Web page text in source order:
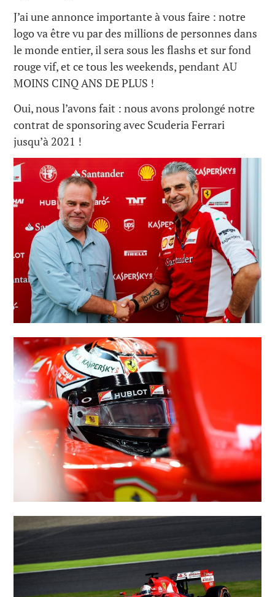
J’ai une annonce importante à vous faire : notre
logo va être vu par des millions de personnes dans
le monde entier, il sera sous les flashs et sur fond
rouge vif, et ce tous les weekends, pendant AU
MOINS CINQ ANS DE PLUS !
Oui, nous l’avons fait : nous avons prolongé notre
contrat de sponsoring avec Scuderia Ferrari
jusqu’à 2021 !